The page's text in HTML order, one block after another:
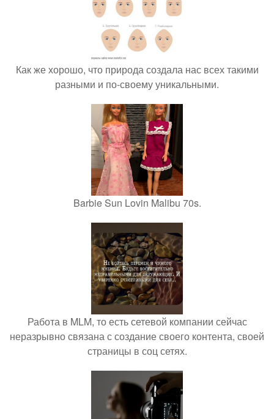
Как же хорошо, что природа создала нас всех такими
разными и по-своему уникальными.
Barbie Sun Lovin Malibu 70s.
Работа в MLM, то есть сетевой компании сейчас
неразрывно связана с создание своего контента, своей
страницы в соц сетях.